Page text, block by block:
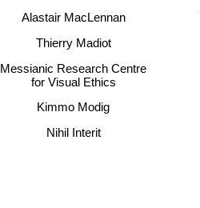
Alastair MacLennan
Kimmo Modig
Messianic Research Centre
for Visual Ethics
Thierry Madiot
Nihil Interit